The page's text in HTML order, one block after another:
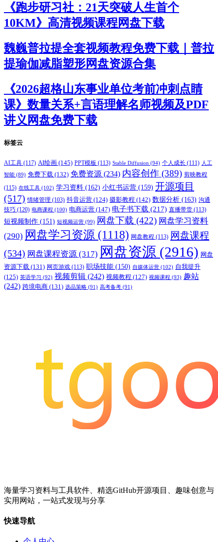
《跑步研习社：21天突破人生首个
10KM》高清视频课程网盘下载
魏巍普拉提全套视频教程免费下载｜普拉
提瑜伽减脂塑形网盘资源合集
《2026超格山东事业单位考前冲刺点睛
课》数量关系+言语理解名师视频及PDF
讲义网盘免费下载
标签云
AI工具 (117) AI绘画 (145) PPT模板 (113) Stable Diffusion (94) 个人成长 (111) 人工
智能 (89) 免费下载 (132) 免费资源 (234) 内容创作 (389) 剪映教程
(115) 在线工具 (102) 学习资料 (162) 小红书运营 (159) 开源项目
(517) 情绪管理 (103) 抖音运营 (124) 摄影教程 (142) 数据分析 (163) 沟通
技巧 (120) 电商课程 (100) 电商运营 (147) 电子书下载 (217) 直播带货 (113)
短视频制作 (151) 短视频运营 (99) 网盘下载 (422) 网盘学习资料
(290) 网盘学习资源 (1118) 网盘教程 (113) 网盘课程
(534) 网盘课程资源 (317) 网盘资源 (2916) 网盘
资源下载 (131) 网页游戏 (113) 职场技能 (150) 自媒体运营 (102) 自我提升
(125) 英语学习 (92) 视频剪辑 (242) 视频教程 (127) 视频课程 (93) 趣站
(242) 跨境电商 (131) 选品策略 (91) 高考备考 (91)
海量学习资料与工具软件、精选GitHub开源项目、趣味创意与
实用网站，一站式发现与分享
快速导航